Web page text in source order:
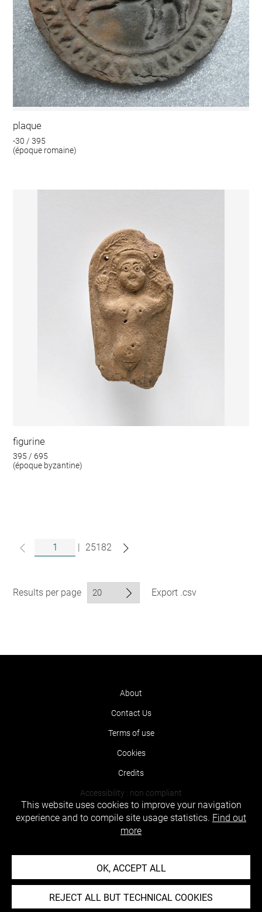
plaque
-30 / 395
(époque romaine)
figurine
395 / 695
(époque byzantine)
| 25182
Results per page Export .csv
About
Contact Us
Terms of use
Cookies
Credits
Accessibility : non compliant
This website uses cookies to improve your navigation
experience and to compile site usage statistics. Find out
more
OK, ACCEPT ALL
REJECT ALL BUT TECHNICAL COOKIES